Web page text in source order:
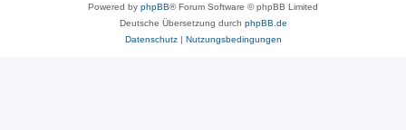
Powered by phpBB® Forum Software © phpBB Limited
Deutsche Übersetzung durch phpBB.de
Datenschutz| Nutzungsbedingungen